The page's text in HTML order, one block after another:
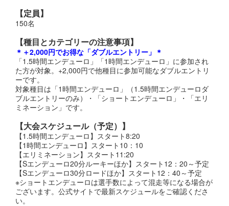
【定員】
150名
【種目とカテゴリーの注意事項】
＊＋2,000円でお得な「ダブルエントリー」＊
「1.5時間エンデューロ」「1時間エンデューロ」に参加され
た方が対象。+2,000円で他種目に参加可能なダブルエントリ
ーです。
対象種目は「1時間エンデューロ」（1.5時間エンデューロダ
ブルエントリーのみ）・「ショートエンデューロ」・「エリ
ミネーション」です。
【大会スケジュール（予定）】
【1.5時間エンデューロ】スタート8:20
【1時間エンデューロ】スタート10：10
【エリミネーション】スタート11:20
【Sエンデューロ20分ルーキーほか】スタート12：20～予定
【Sエンデューロ30分ロードほか】スタート12：40～予定
※ショートエンデューロは選手数によって混走等になる場合が
ございます。公式サイトで最新スケジュールをご確認くださ
い。